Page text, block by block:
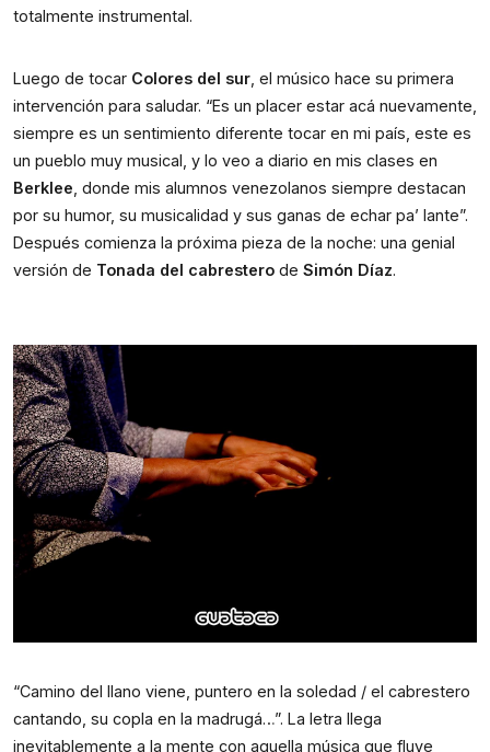
totalmente instrumental.
Luego de tocar Colores del sur , el músico hace su primera
intervención para saludar. “Es un placer estar acá nuevamente,
siempre es un sentimiento diferente tocar en mi país, este es
un pueblo muy musical, y lo veo a diario en mis clases en
Berklee , donde mis alumnos venezolanos siempre destacan
por su humor, su musicalidad y sus ganas de echar pa’ lante”.
Después comienza la próxima pieza de la noche: una genial
versión de Tonada del cabrestero de Simón Díaz.
“Camino del llano viene, puntero en la soledad / el cabrestero
cantando, su copla en la madrugá…”. La letra llega
inevitablemente a la mente con aquella música que fluye